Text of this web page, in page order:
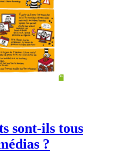
sont-ils tous
?